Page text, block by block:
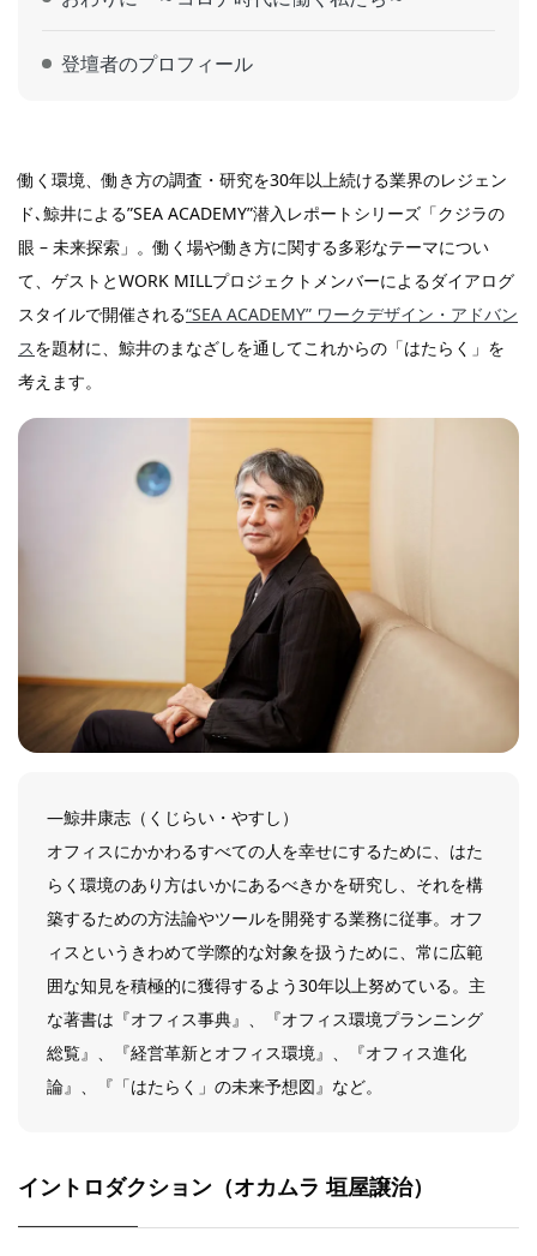
登壇者のプロフィール
働く環境、働き方の調査・研究を30年以上続ける業界のレジェン
ド､鯨井による”SEA ACADEMY”潜入レポートシリーズ「クジラの
眼 – 未来探索」。働く場や働き方に関する多彩なテーマについ
て、ゲストとWORK MILLプロジェクトメンバーによるダイアログ
スタイルで開催される“SEA ACADEMY” ワークデザイン・アドバン
スを題材に、鯨井のまなざしを通してこれからの「はたらく」を
考えます。
―鯨井康志（くじらい・やすし）
オフィスにかかわるすべての人を幸せにするために、はた
らく環境のあり方はいかにあるべきかを研究し、それを構
築するための方法論やツールを開発する業務に従事。オフ
ィスというきわめて学際的な対象を扱うために、常に広範
囲な知見を積極的に獲得するよう30年以上努めている。主
な著書は『オフィス事典』、『オフィス環境プランニング
総覧』、『経営革新とオフィス環境』、『オフィス進化
論』、
『「はたらく」の未来予想図』など。
イントロダクション（オカムラ 垣屋譲治）